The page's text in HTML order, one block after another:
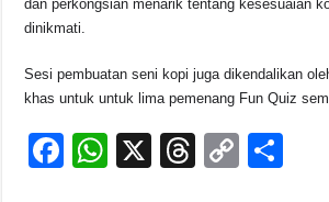
dan perkongsian menarik tentang kesesuaian
dinikmati.
Sesi pembuatan seni kopi juga dikendalikan
khas untuk untuk lima pemenang Fun Quiz
F
W
X
T
C